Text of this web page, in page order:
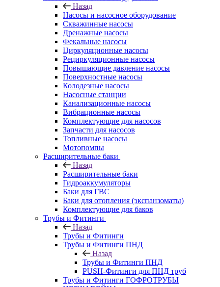
Назад
Насосы и насосное оборудование
Скважинные насосы
Дренажные насосы
Фекальные насосы
Циркуляционные насосы
Рециркуляционные насосы
Повышающие давление насосы
Поверхностные насосы
Колодезные насосы
Насосные станции
Канализационные насосы
Вибрационные насосы
Комплектующие для насосов
Запчасти для насосов
Топливные насосы
Мотопомпы
Расширительные баки
Назад
Расширительные баки
Гидроаккумуляторы
Баки для ГВС
Баки для отопления (экспанзоматы)
Комплектующие для баков
Трубы и Фитинги
Назад
Трубы и Фитинги
Трубы и Фитинги ПНД
Назад
Трубы и Фитинги ПНД
PUSH-Фитинги для ПНД труб
Трубы и Фитинги ГОФРОТРУБЫ